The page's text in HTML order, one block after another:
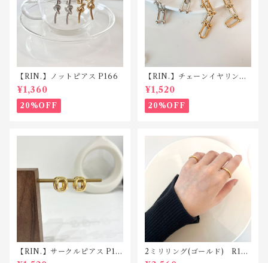
【RIN.】ノットピアス P166
¥1,360
20%OFF
【RIN.】チェーンイヤリン
グ TE009
¥1,520
20%OFF
【RIN.】サークルピアス P12
9
2ミリリング(ゴールド) R119
silver925